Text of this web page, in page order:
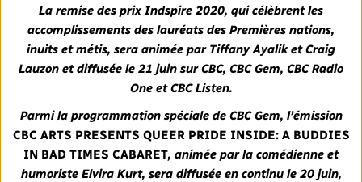
Bureau Valeurs et Éthique
Répertoire des médias locaux
#CestAssez
©2024 Société Radio‑Canada
La remise des prix Indspire 2020, qui célèbrent les
accomplissements des lauréats des Premières nations,
inuits et métis, sera animée par Tiffany Ayalik et Craig
Lauzon et diffusée le 21 juin sur CBC, CBC Gem, CBC Radio
One et CBC Listen.
Parmi la programmation spéciale de CBC Gem, l’émission
CBC ARTS PRESENTS QUEER PRIDE INSIDE: A BUDDIES
IN BAD TIMES CABARET, animée par la comédienne et
humoriste Elvira Kurt, sera diffusée en continu le 20 juin,